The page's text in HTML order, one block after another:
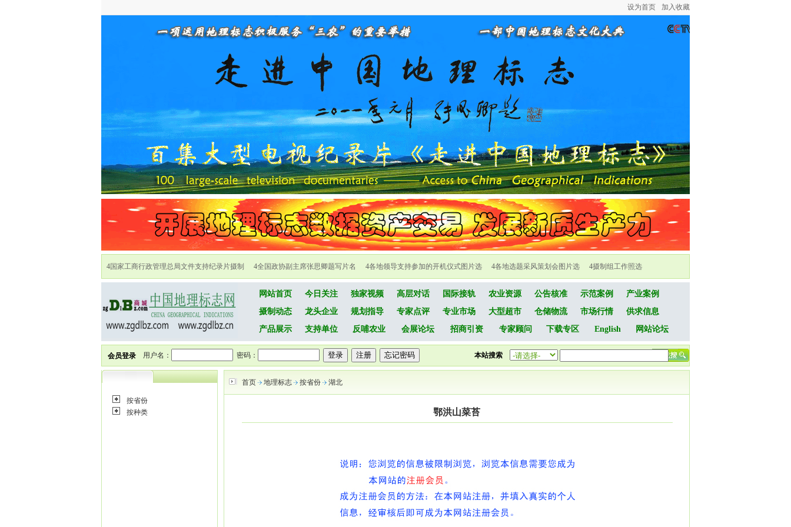
设为首页 加入收藏
4国家工商行政管理总局文件支持纪录片摄制 4全国政协副主席张思卿题写片名 4各地领导支持参加的开机仪式图片选 4各地选题采风策划会图片选 4摄制组工作照选
网站首页 今日关注 独家视频 高层对话 国际接轨 农业资源 公告核准 示范案例
产业案例
摄制动态
龙头企业 规划指导 专家点评 专业市场 大型超市 仓储物流 市场行情
供求信息
产品展示
支持单位 反哺农业 会展论坛 招商引资 专家顾问 下载专区 English 网站论坛
会员登录 用户名： 密码： 本站搜索
按省份
按种类
首页 地理标志 按省份 湖北
鄂洪山菜苔